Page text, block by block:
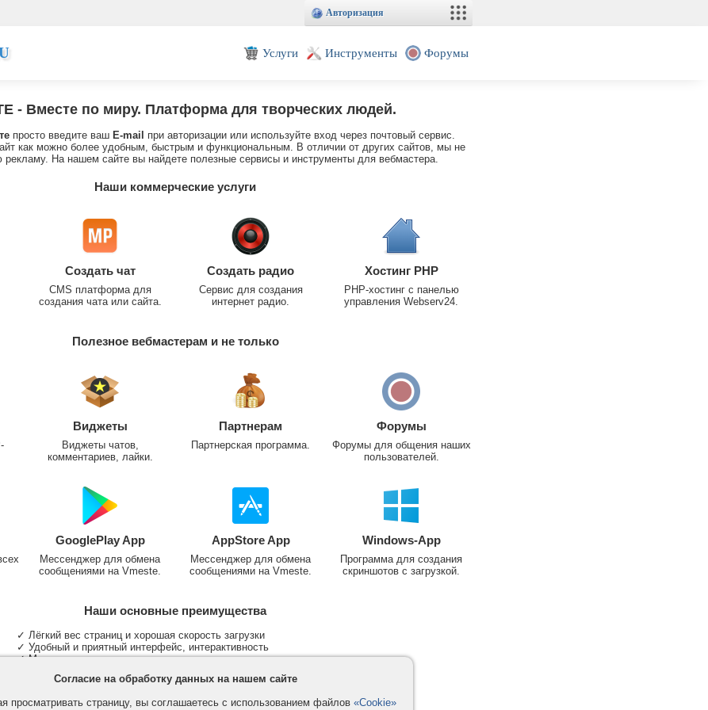
Авторизация
Услуги Инструменты Форумы
- Вместе по миру. Платформа для творческих людей.
просто введите ваш E-mail
при авторизации или используйте вход через почтовый сервис.
как можно более удобным, быстрым и функциональным. В отличии от других сайтов, мы не
На нашем сайте вы найдете полезные сервисы и инструменты для вебмастера.
Наши коммерческие услуги
Создать чат
CMS платформа для
создания чата или сайта.
Создать радио
Сервис для создания
интернет радио.
Хостинг PHP
PHP-хостинг с панелью
управления Webserv24.
Полезное вебмастерам и не только
Виджеты
Виджеты чатов,
комментариев, лайки.
Партнерам
Партнерская программа.
Форумы
Форумы для общения наших
пользователей.
GooglePlay App
Мессенджер для обмена
сообщениями на Vmeste.
AppStore App
Мессенджер для обмена
сообщениями на Vmeste.
Windows-App
Программа для создания
скриншотов с загрузкой.
Наши основные преимущества
✓ Лёгкий вес страниц и хорошая скорость загрузки
✓ Удобный и приятный интерфейс, интерактивность
✓ Мы не размещаем надоедливую рекламу
✓ Участие в группах и сообществах
✓ Поддержка основных типов и больших файлов
Согласие на обработку данных на нашем сайте
просматривать страницу, вы соглашаетесь с использованием файлов «Cookie»